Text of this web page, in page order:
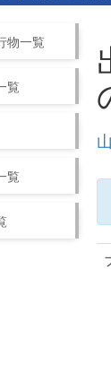
物一覧
覧
覧